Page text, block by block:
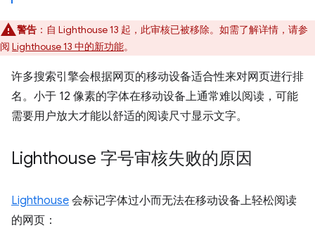
警告 ：自 Lighthouse 13 起，此审核已被移除。如需了解详情，请参
阅 Lighthouse 13 中的新功能。
许多搜索引擎会根据网页的移动设备适合性来对网页进行排
名。小于 12 像素的字体在移动设备上通常难以阅读，可能
需要用户放大才能以舒适的阅读尺寸显示文字。
Lighthouse 字号审核失败的原因
Lighthouse 会标记字体过小而无法在移动设备上轻松阅读
的网页：